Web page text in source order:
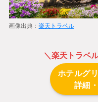
画像出典： 楽天トラベル
＼ 楽天トラベ
ホテルグ
詳細